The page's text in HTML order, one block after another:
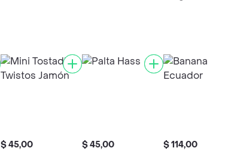
$ 45,00 $ 45,00 $ 114,00